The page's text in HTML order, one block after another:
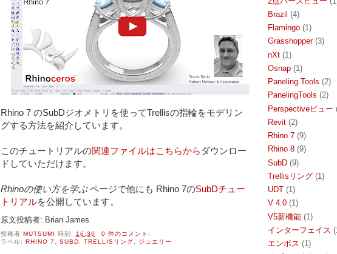
Rhino 7 のSubDジオメトリを使ってTrellisの指輪をモデリン
グする方法を紹介しています。
このチュートリアルの関連ファイルはこちらから ダウンロー
ドしていただけます。
Rhinoの使い方を学ぶ ページで他にも Rhino 7のSubDチュー
トリアルを公開しています。
原文投稿者: Brian James
投稿者 MUTSUMI 時刻: 16:30
0 件のコメント:
ラベル: RHINO 7 SUBD TRELLISリング ジュエリー
Brazil (4)
Flamingo (1)
Grasshopper (3)
nXt (1)
Osnap (1)
Paneling Tools (2)
PanelingTools (2)
Perspectiveビュー
Revit (2)
Rhino 7 (9)
Rhino 8 (9)
SubD (9)
Trellisリング (1)
UDT (1)
V 4.0 (1)
V5新機能 (1)
インターフェイス
エンボス (1)